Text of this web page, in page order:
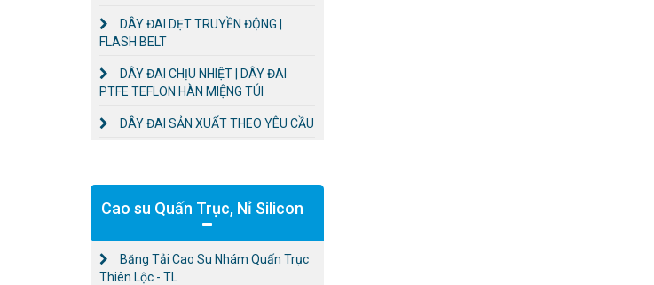
DÂY ĐAI DẸT TRUYỀN ĐỘNG |
FLASH BELT
DÂY ĐAI CHỊU NHIỆT | DÂY ĐAI
PTFE TEFLON HÀN MIỆNG TÚI
DÂY ĐAI SẢN XUẤT THEO YÊU CẦU
Cao su Quấn Trục, Nỉ Silicon
Băng Tải Cao Su Nhám Quấn Trục
Thiên Lộc - TL